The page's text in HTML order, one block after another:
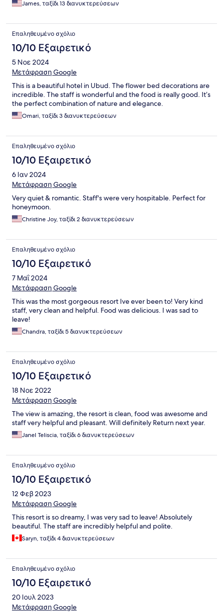
including our room which was maintained perfectly by
flavorful, beautifully presented, and accommodating to our
preferences, making every meal a highlight of our stay. From
check-in to check-out, everything felt smooth, well-organized,
and genuinely guest-centered, making this one of the best
resorts we’ve ever stayed at. Kastara truly delivers top-tier
hospitality, comfort, and tranquility, and we can’t wait to return
James, ταξίδι 13 διανυκτερεύσεων
Επαληθευμένο σχόλιο
10/10 Εξαιρετικό
5 Νοε 2024
Μετάφραση Google
This is a beautiful hotel in Ubud. The flower bed decorations are
incredible. The staff is wonderful and the food is really good. It’s
the perfect combination of nature and elegance.
Omari, ταξίδι 3 διανυκτερεύσεων
Επαληθευμένο σχόλιο
10/10 Εξαιρετικό
6 Ιαν 2024
Μετάφραση Google
Very quiet & romantic. Staff's were very hospitable. Perfect for
honeymoon.
Christine Joy, ταξίδι 2 διανυκτερεύσεων
Επαληθευμένο σχόλιο
10/10 Εξαιρετικό
7 Μαΐ 2024
Μετάφραση Google
This was the most gorgeous resort Ive ever been to! Very kind
staff, very clean and helpful. Food was delicious. I was sad to
leave!
Chandra, ταξίδι 5 διανυκτερεύσεων
Επαληθευμένο σχόλιο
10/10 Εξαιρετικό
18 Νοε 2022
Μετάφραση Google
The view is amazing, the resort is clean, food was awesome and
staff very helpful and pleasant. Will definitely Return next year.
Janel Teliscia, ταξίδι 6 διανυκτερεύσεων
Επαληθευμένο σχόλιο
10/10 Εξαιρετικό
12 Φεβ 2023
Μετάφραση Google
This resort is so dreamy, I was very sad to leave! Absolutely
beautiful. The staff are incredibly helpful and polite.
Saryn, ταξίδι 4 διανυκτερεύσεων
Επαληθευμένο σχόλιο
10/10 Εξαιρετικό
20 Ιουλ 2023
Μετάφραση Google